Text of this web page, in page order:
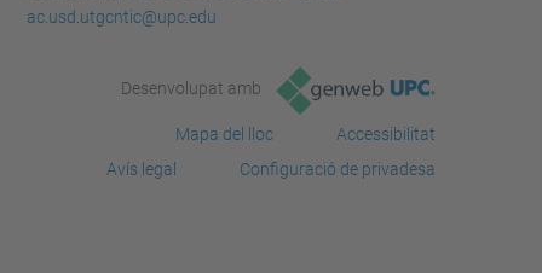
ac.usd.utgcntic@upc.edu
Desenvolupat amb
Mapa del lloc
Accessibilitat
Avís legal
Configuració de privadesa